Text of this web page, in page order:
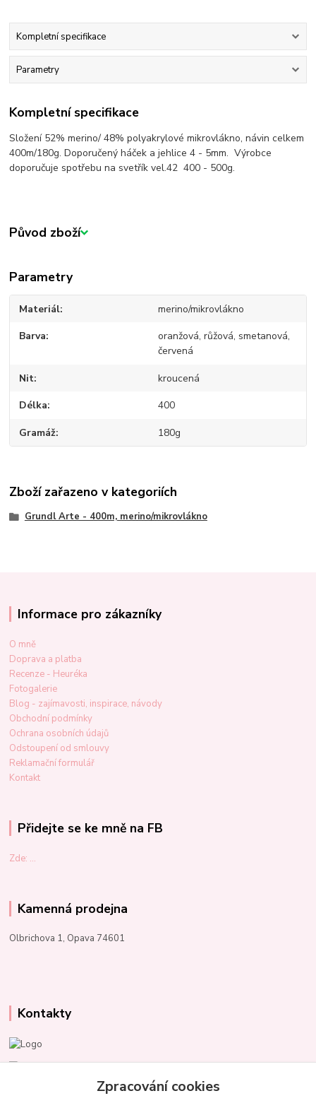
Kompletní specifikace
Parametry
Kompletní specifikace
Složení 52% merino/ 48% polyakrylové mikrovlákno, návin celkem
400m/180g. Doporučený háček a jehlice 4 - 5mm. Výrobce
doporučuje spotřebu na svetřík vel.42 400 - 500g.
Původ zboží
Parametry
Materiál merino/mikrovlákno
Barva
oranžová, růžová, smetanová,
červená
Nit kroucená
Délka 400
Gramáž 180g
Zboží zařazeno v kategoriích
Grundl Arte - 400m, merino/mikrovlákno
Informace pro zákazníky
O mně
Doprava a platba
Recenze - Heuréka
Fotogalerie
Blog - zajímavosti, inspirace, návody
Obchodní podmínky
Ochrana osobních údajů
Odstoupení od smlouvy
Reklamační formulář
Kontakt
Přidejte se ke mně na FB
Zde: ...
Kamenná prodejna
Olbrichova 1, Opava 74601
Kontakty
Marcela Kupková
+420 731 153 484
Zpracování cookies